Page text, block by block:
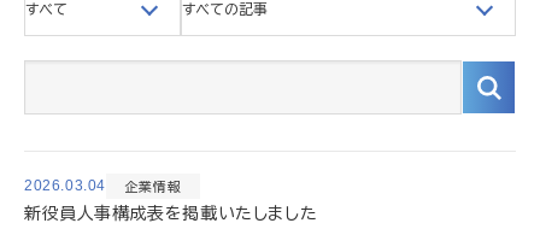
すべて すべての記事
2026.03.04 企業情報
新役員人事構成表を掲載いたしました